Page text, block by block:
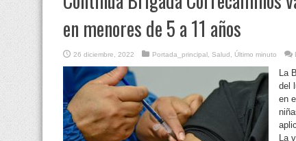
en menores de 5 a 11 años
26 diciembre, 2022 Portada_principal Salud Último minuto
La
del
en
La